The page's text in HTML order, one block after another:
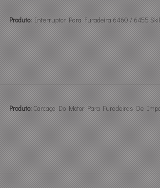
Produto:Interruptor Para Furadeira 6460 / 6455
Produto:Carcaça Do Motor Para Furadeiras De